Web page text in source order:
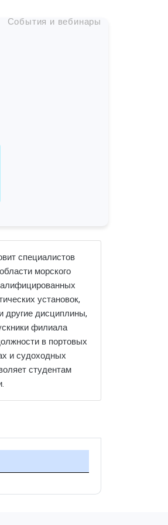
События и вебинары
специалистов
морского
установок,
другие дисциплины,
филиала
в портовых
и судоходных
студентам